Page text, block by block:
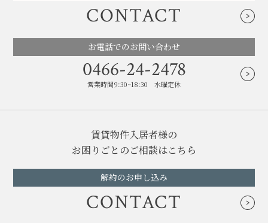
CONTACT
お電話でのお問い合わせ
0466-24-2478
営業時間9:30~18:30 水曜定休
賃貸物件入居者様の
お困りごとのご相談はこちら
解約のお申し込み
CONTACT